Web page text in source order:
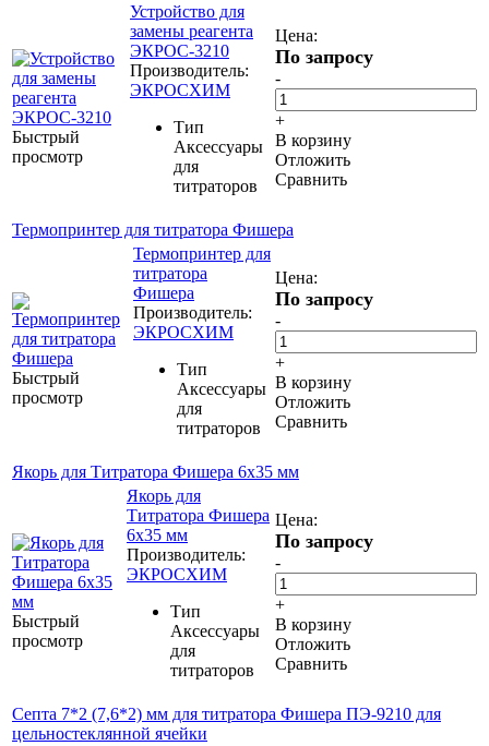
Быстрый
просмотр
Устройство для
замены реагента
ЭКРОС-3210
Производитель:
ЭКРОСХИМ
Тип
Аксессуары
для
титраторов
Цена:
По запросу
-
+
В корзину
Отложить
Сравнить
Термопринтер для титратора Фишера
Быстрый
просмотр
Термопринтер для
титратора
Фишера
Производитель:
ЭКРОСХИМ
Тип
Аксессуары
для
титраторов
Цена:
По запросу
-
+
В корзину
Отложить
Сравнить
Якорь для Титратора Фишера 6х35 мм
Быстрый
просмотр
Якорь для
Титратора Фишера
6х35 мм
Производитель:
ЭКРОСХИМ
Тип
Аксессуары
для
титраторов
Цена:
По запросу
-
+
В корзину
Отложить
Сравнить
Септа 7*2 (7,6*2) мм для титратора Фишера ПЭ-9210 для
цельностеклянной ячейки